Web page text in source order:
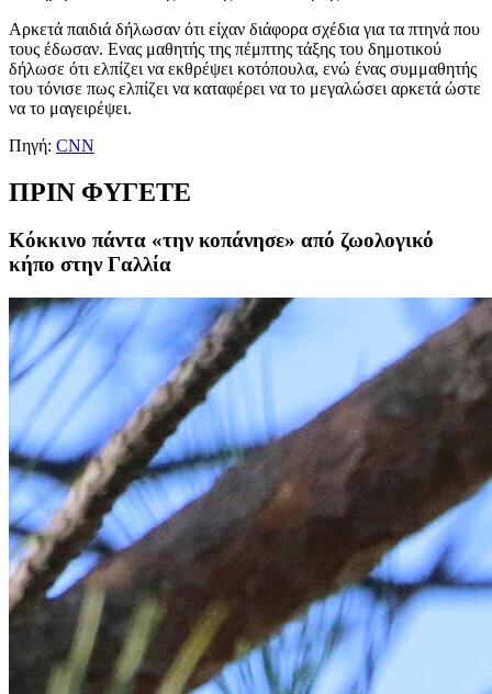
Αρκετά παιδιά δήλωσαν ότι είχαν διάφορα σχέδια για τα πτηνά που
τους έδωσαν. Ενας μαθητής της πέμπτης τάξης του δημοτικού
δήλωσε ότι ελπίζει να εκθρέψει κοτόπουλα, ενώ ένας συμμαθητής
του τόνισε πως ελπίζει να καταφέρει να το μεγαλώσει αρκετά ώστε
να το μαγειρέψει.
Πηγή: CNN
ΠΡΙΝ ΦΥΓΕΤΕ
Κόκκινο πάντα «την κοπάνησε» από ζωολογικό
κήπο στην Γαλλία